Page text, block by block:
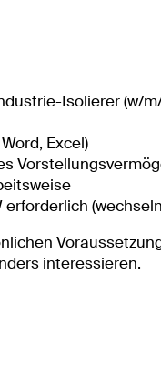
Isolierer (w/
Excel)
interessieren.